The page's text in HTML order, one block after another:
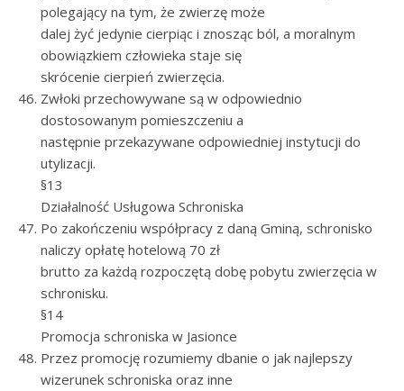
polegający na tym, że zwierzę może
dalej żyć jedynie cierpiąc i znosząc ból, a moralnym
obowiązkiem człowieka staje się
skrócenie cierpień zwierzęcia.
Zwłoki przechowywane są w odpowiednio
dostosowanym pomieszczeniu a
następnie przekazywane odpowiedniej instytucji do
utylizacji.
§13
Działalność Usługowa Schroniska
Po zakończeniu współpracy z daną Gminą, schronisko
naliczy opłatę hotelową 70 zł
brutto za każdą rozpoczętą dobę pobytu zwierzęcia w
schronisku.
§14
Promocja schroniska w Jasionce
Przez promocję rozumiemy dbanie o jak najlepszy
wizerunek schroniska oraz inne